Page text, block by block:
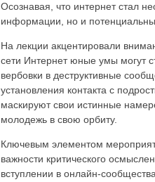
Осознавая, что интернет стал
информации, но и
На лекции акцентировали
сети Интернет юные умы могут
вербовки в деструктивные
установления контакта с
маскируют свои истинные
молодежь в свою орбиту.
Ключевым элементом
важности критического
вступлении в онлайн-